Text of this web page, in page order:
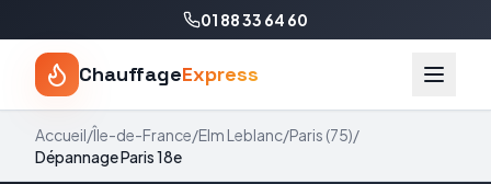
01 88 33 64 60
ChauffageExpress
Accueil/Île-de-France/Elm Leblanc/Paris (75)/
DépannageParis 18e